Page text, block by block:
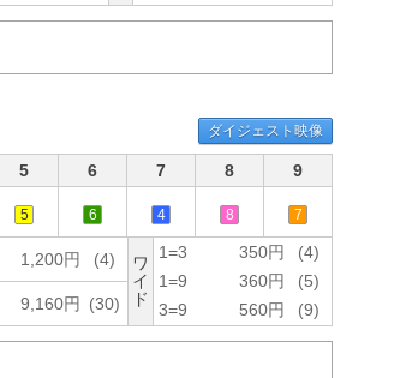
ダイジェスト映像
5 6 7 8 9
5 6 4 8 7
1,200円 (4)
ワ
イ
ド
1=3 350円
(4)
1=9
360円
(5)
3=9
560円 (9)
9,160円 (30)